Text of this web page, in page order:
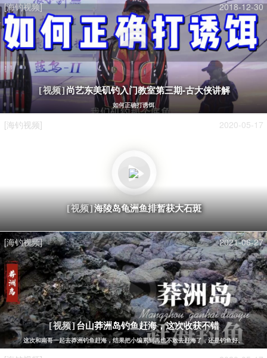
[海钓视频] 2018-12-30
[视频]尚艺东美矶钓入门教室第三期-古大侠讲解
如何正确打诱饵
[海钓视频] 2020-05-17
[视频]海陵岛龟洲鱼排暂获大石斑
[海钓视频] 2021-06-27
[视频]台山莽洲岛钓鱼赶海，这次收获不错
这次和南哥一起去莽洲钓鱼赶海，结果把小编累到再也不敢去赶海了，还是钓鱼好。